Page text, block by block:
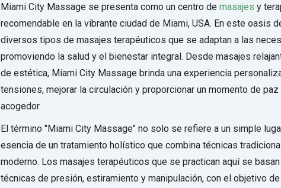
Miami City Massage se presenta como un centro de masajes y
recomendable en la vibrante ciudad de Miami, USA. En este oasis
diversos tipos de masajes terapéuticos que se adaptan a las
promoviendo la salud y el bienestar integral. Desde masajes
de estética, Miami City Massage brinda una experiencia
tensiones, mejorar la circulación y proporcionar un momento de
acogedor.
El término "Miami City Massage" no solo se refiere a un simple
esencia de un tratamiento holístico que combina técnicas
moderno. Los masajes terapéuticos que se practican aquí se
técnicas de presión, estiramiento y manipulación, con el objetivo